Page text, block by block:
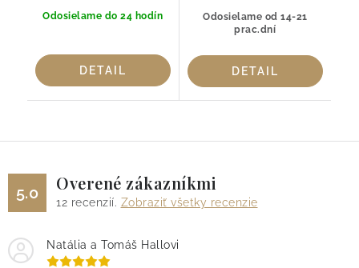
Odosielame do 24 hodín
DETAIL
Odosielame od 14-21
prac.dní
DETAIL
5.0 Overené zákazníkmi
12 recenzií. Zobraziť všetky recenzie
Natália a Tomáš Hallovi